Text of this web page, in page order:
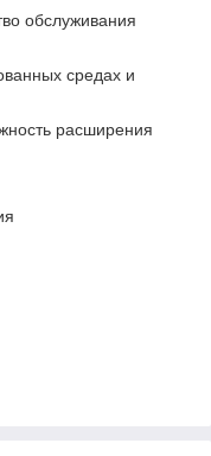
обслуживания
средах и
расширения